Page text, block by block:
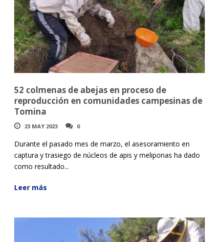
52 colmenas de abejas en proceso de
reproducción en comunidades campesinas de
Tomina
23 MAY 2023 0
Durante el pasado mes de marzo, el asesoramiento en
captura y trasiego de núcleos de apis y meliponas ha dado
como resultado...
Leer más